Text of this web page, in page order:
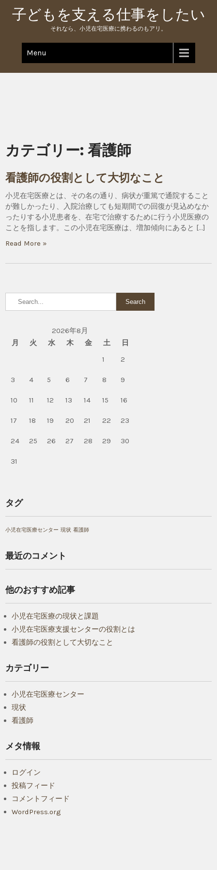
子どもを支える仕事をしたい
それなら、小児在宅医療に携わるのもアリ。
Menu
カテゴリー:看護師
看護師の役割として大切なこと
小児在宅医療とは、その名の通り、病状が重篤で通院すること
が難しかったり、入院治療しても短期間での回復が見込めなか
ったりする小児患者を、在宅で治療するために行う小児医療の
ことを指します。この小児在宅医療は、増加傾向にあると […]
Read More »
2026年8月
月
火 水 木 金 土
日
1
2
3 4 5 6 7 8 9
10 11 12 13 14 15 16
17 18 19 20 21 22 23
24 25 26 27 28 29 30
31
タグ
小児在宅医療センター 現状 看護師
最近のコメント
他のおすすめ記事
小児在宅医療の現状と課題
小児在宅医療支援センターの役割とは
看護師の役割として大切なこと
カテゴリー
小児在宅医療センター
現状
看護師
メタ情報
ログイン
投稿フィード
コメントフィード
WordPress.org